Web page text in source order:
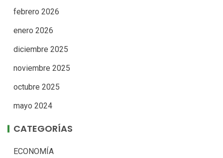
febrero 2026
enero 2026
diciembre 2025
noviembre 2025
octubre 2025
mayo 2024
CATEGORÍAS
ECONOMÍA